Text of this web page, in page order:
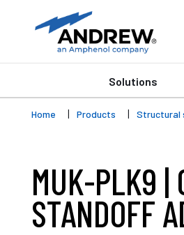
Solutions
Home Products Structural
MUK-PLK9 |
STANDOFF